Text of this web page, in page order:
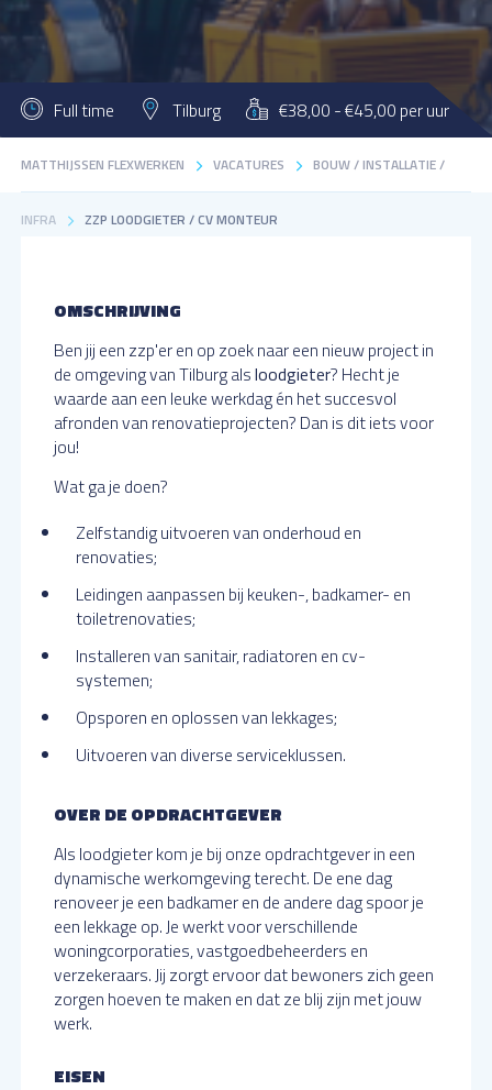
Full time Tilburg €38,00 - €45,00 per uur
MATTHIJSSEN FLEXWERKEN VACATURES BOUW / INSTALLATIE /
INFRA ZZP LOODGIETER / CV MONTEUR
OMSCHRIJVING
Ben jij een zzp'er en op zoek naar een nieuw project in
de omgeving van Tilburg alsloodgieter? Hecht je
waarde aan een leuke werkdag én het succesvol
afronden van renovatieprojecten? Dan is dit iets voor
jou!
Wat ga je doen?
Zelfstandig uitvoeren van onderhoud en
renovaties;
Leidingen aanpassen bij keuken-, badkamer- en
toiletrenovaties;
Installeren van sanitair, radiatoren en cv-
systemen;
Opsporen en oplossen van lekkages;
Uitvoeren van diverse serviceklussen.
OVER DE OPDRACHTGEVER
Als loodgieter kom je bij onze opdrachtgever in een
dynamische werkomgeving terecht. De ene dag
renoveer je een badkamer en de andere dag spoor je
een lekkage op. Je werkt voor verschillende
woningcorporaties, vastgoedbeheerders en
verzekeraars. Jij zorgt ervoor dat bewoners zich geen
zorgen hoeven te maken en dat ze blij zijn met jouw
werk.
EISEN